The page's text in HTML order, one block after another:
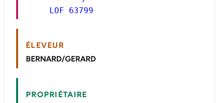
LOF 63799
ÉLEVEUR
BERNARD/GERARD
PROPRIÉTAIRE